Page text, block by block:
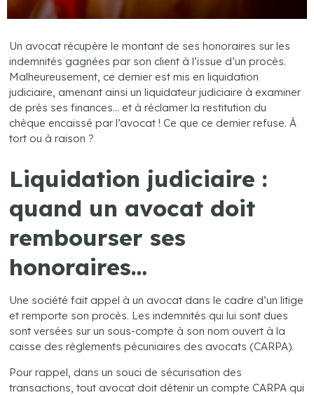
Un avocat récupère le montant de ses honoraires sur les
indemnités gagnées par son client à l’issue d’un procès.
Malheureusement, ce dernier est mis en liquidation
judiciaire, amenant ainsi un liquidateur judiciaire à examiner
de près ses finances… et à réclamer la restitution du
chèque encaissé par l’avocat ! Ce que ce dernier refuse. À
tort ou à raison ?
Liquidation judiciaire :
quand un avocat doit
rembourser ses
honoraires…
Une société fait appel à un avocat dans le cadre d’un litige
et remporte son procès. Les indemnités qui lui sont dues
sont versées sur un sous-compte à son nom ouvert à la
caisse des règlements pécuniaires des avocats (CARPA).
Pour rappel, dans un souci de sécurisation des
transactions, tout avocat doit détenir un compte CARPA qui